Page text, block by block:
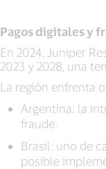
Pagos digitales y
En 2024, Juniper
2023 y 2028, una
La región enfrenta
Argentina: la
fraude.
Brasil: uno de
posible